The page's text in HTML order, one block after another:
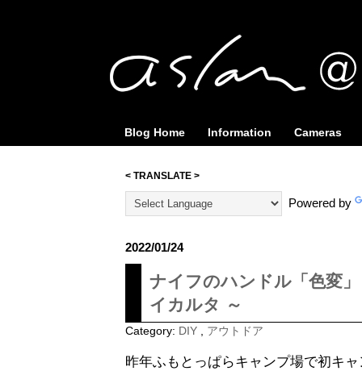
Blog Home Information Cameras
< TRANSLATE >
Powered by
2022/01/24
ナイフのハンドル「色変
イカルタ ～
Category: DIY アウトドア
昨年ふもとっぱらキャンプ場で初キ